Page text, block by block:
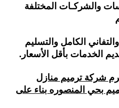
والشركـات المختلفة
الكامل والتسليم
الخدمات بأقل الأسعار.
شركة ترميم منازل
بحي المنصوره بناء على